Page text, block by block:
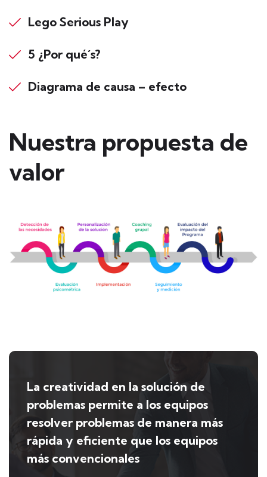
Lego Serious Play
5 ¿Por qué´s?
Diagrama de causa – efecto
Nuestra propuesta de
valor
La creatividad en la solución de
problemas permite a los equipos
resolver problemas de manera más
rápida y eficiente que los equipos
más convencionales